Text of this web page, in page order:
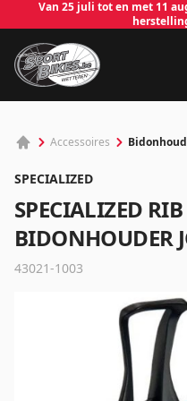
Van 25 juli tot en met 11
Accessoires
SPECIALIZED
SPECIALIZED
BIDONHOUDER
43021-1003
Emailadres*